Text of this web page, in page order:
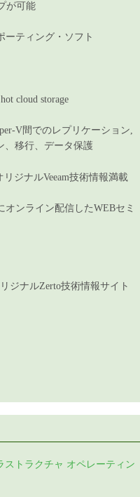
が可能
ーティング・ソフト
cloud storage
V間でのレプリケーション,
、移行、データ保護
リジナルVeeam技術情報満載
オンライン配信したWEBセミ
ジナルZerto技術情報サイト
ストラクチャ オペレーティン